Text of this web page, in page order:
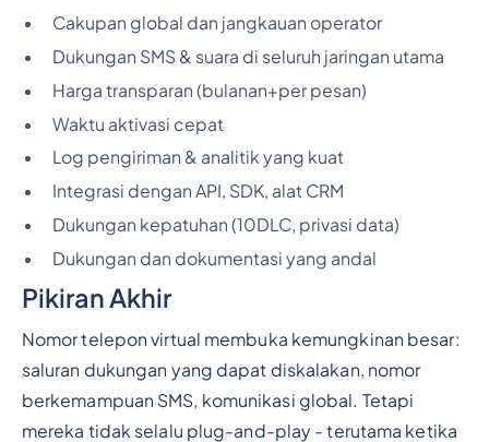
Cakupan global dan jangkauan operator
Dukungan SMS & suara di seluruh jaringan utama
Harga transparan (bulanan+per pesan)
Waktu aktivasi cepat
Log pengiriman & analitik yang kuat
Integrasi dengan API, SDK, alat CRM
Dukungan kepatuhan (10DLC, privasi data)
Dukungan dan dokumentasi yang andal
Pikiran Akhir
Nomor telepon virtual membuka kemungkinan besar:
saluran dukungan yang dapat diskalakan, nomor
berkemampuan SMS, komunikasi global. Tetapi
mereka tidak selalu plug-and-play - terutama ketika